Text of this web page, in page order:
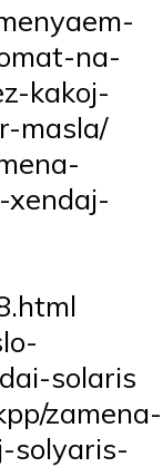
na-
kakoj-
masla/
xendaj-
solaris
zamena-
solyaris-